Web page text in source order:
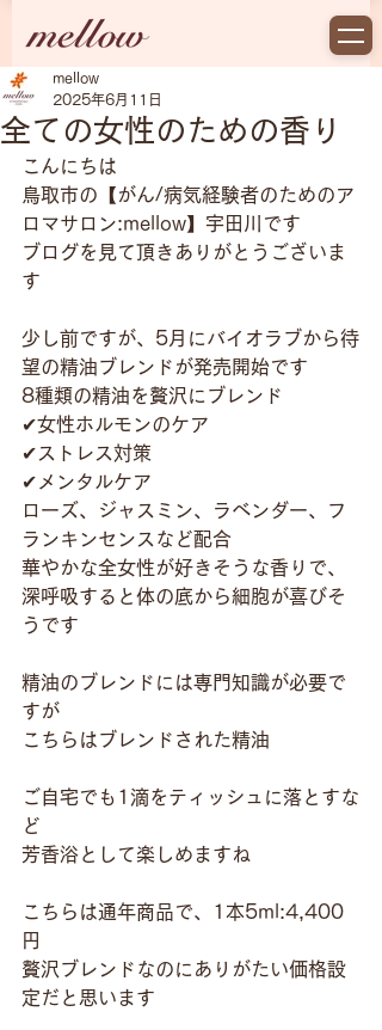
全ての女性のための香り
mellow
2025年6月11日
こんにちは
鳥取市の【がん/病気経験者のためのア
ロマサロン:mellow】宇田川です
ブログを見て頂きありがとうございま
す
少し前ですが、5月にバイオラブから待
望の精油ブレンドが発売開始です
8種類の精油を贅沢にブレンド
✔女性ホルモンのケア
✔ストレス対策
✔メンタルケア
ローズ、ジャスミン、ラベンダー、フ
ランキンセンスなど配合
華やかな全女性が好きそうな香りで、
深呼吸すると体の底から細胞が喜びそ
うです
精油のブレンドには専門知識が必要で
すが
こちらはブレンドされた精油
ご自宅でも1滴をティッシュに落とすな
ど
芳香浴として楽しめますね
こちらは通年商品で、1本5ml:4,400
円
贅沢ブレンドなのにありがたい価格設
定だと思います